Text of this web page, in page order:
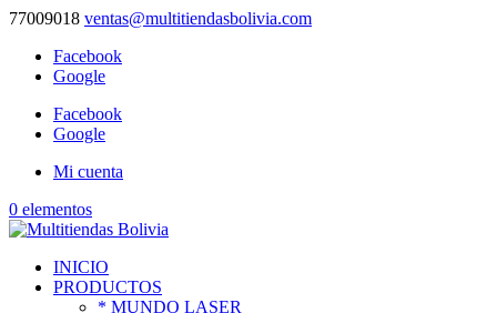
77009018 ventas@multitiendasbolivia.com
Facebook
Google
Facebook
Google
Mi cuenta
0 elementos
INICIO
PRODUCTOS
* MUNDO LASER